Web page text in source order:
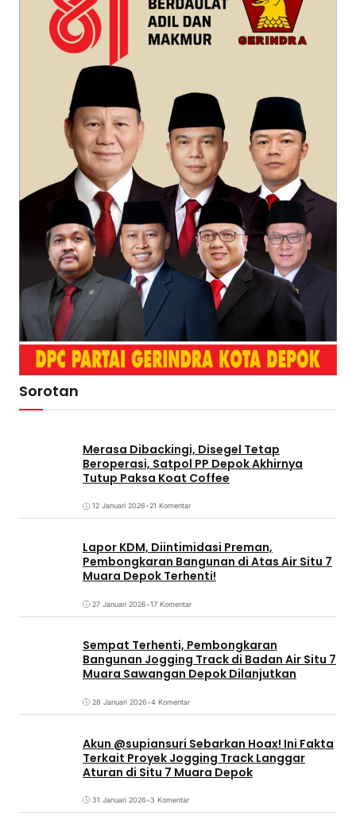
Sorotan
Merasa Dibackingi, Disegel Tetap
Beroperasi, Satpol PP Depok Akhirnya
Tutup Paksa Koat Coffee
12 Januari 2026•21 Komentar
Lapor KDM, Diintimidasi Preman,
Pembongkaran Bangunan di Atas Air Situ 7
Muara Depok Terhenti!
27 Januari 2026•17 Komentar
Sempat Terhenti, Pembongkaran
Bangunan Jogging Track di Badan Air Situ 7
Muara Sawangan Depok Dilanjutkan
28 Januari 2026•4 Komentar
Akun @supiansuri Sebarkan Hoax! Ini Fakta
Terkait Proyek Jogging Track Langgar
Aturan di Situ 7 Muara Depok
31 Januari 2026•3 Komentar